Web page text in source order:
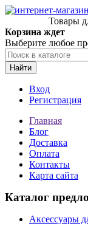
Товары
Корзина ждет
Выберите любое
Найти
Вход
Регистрация
Главная
Блог
Доставка
Оплата
Контакты
Карта сайта
Каталог
Аксессуары